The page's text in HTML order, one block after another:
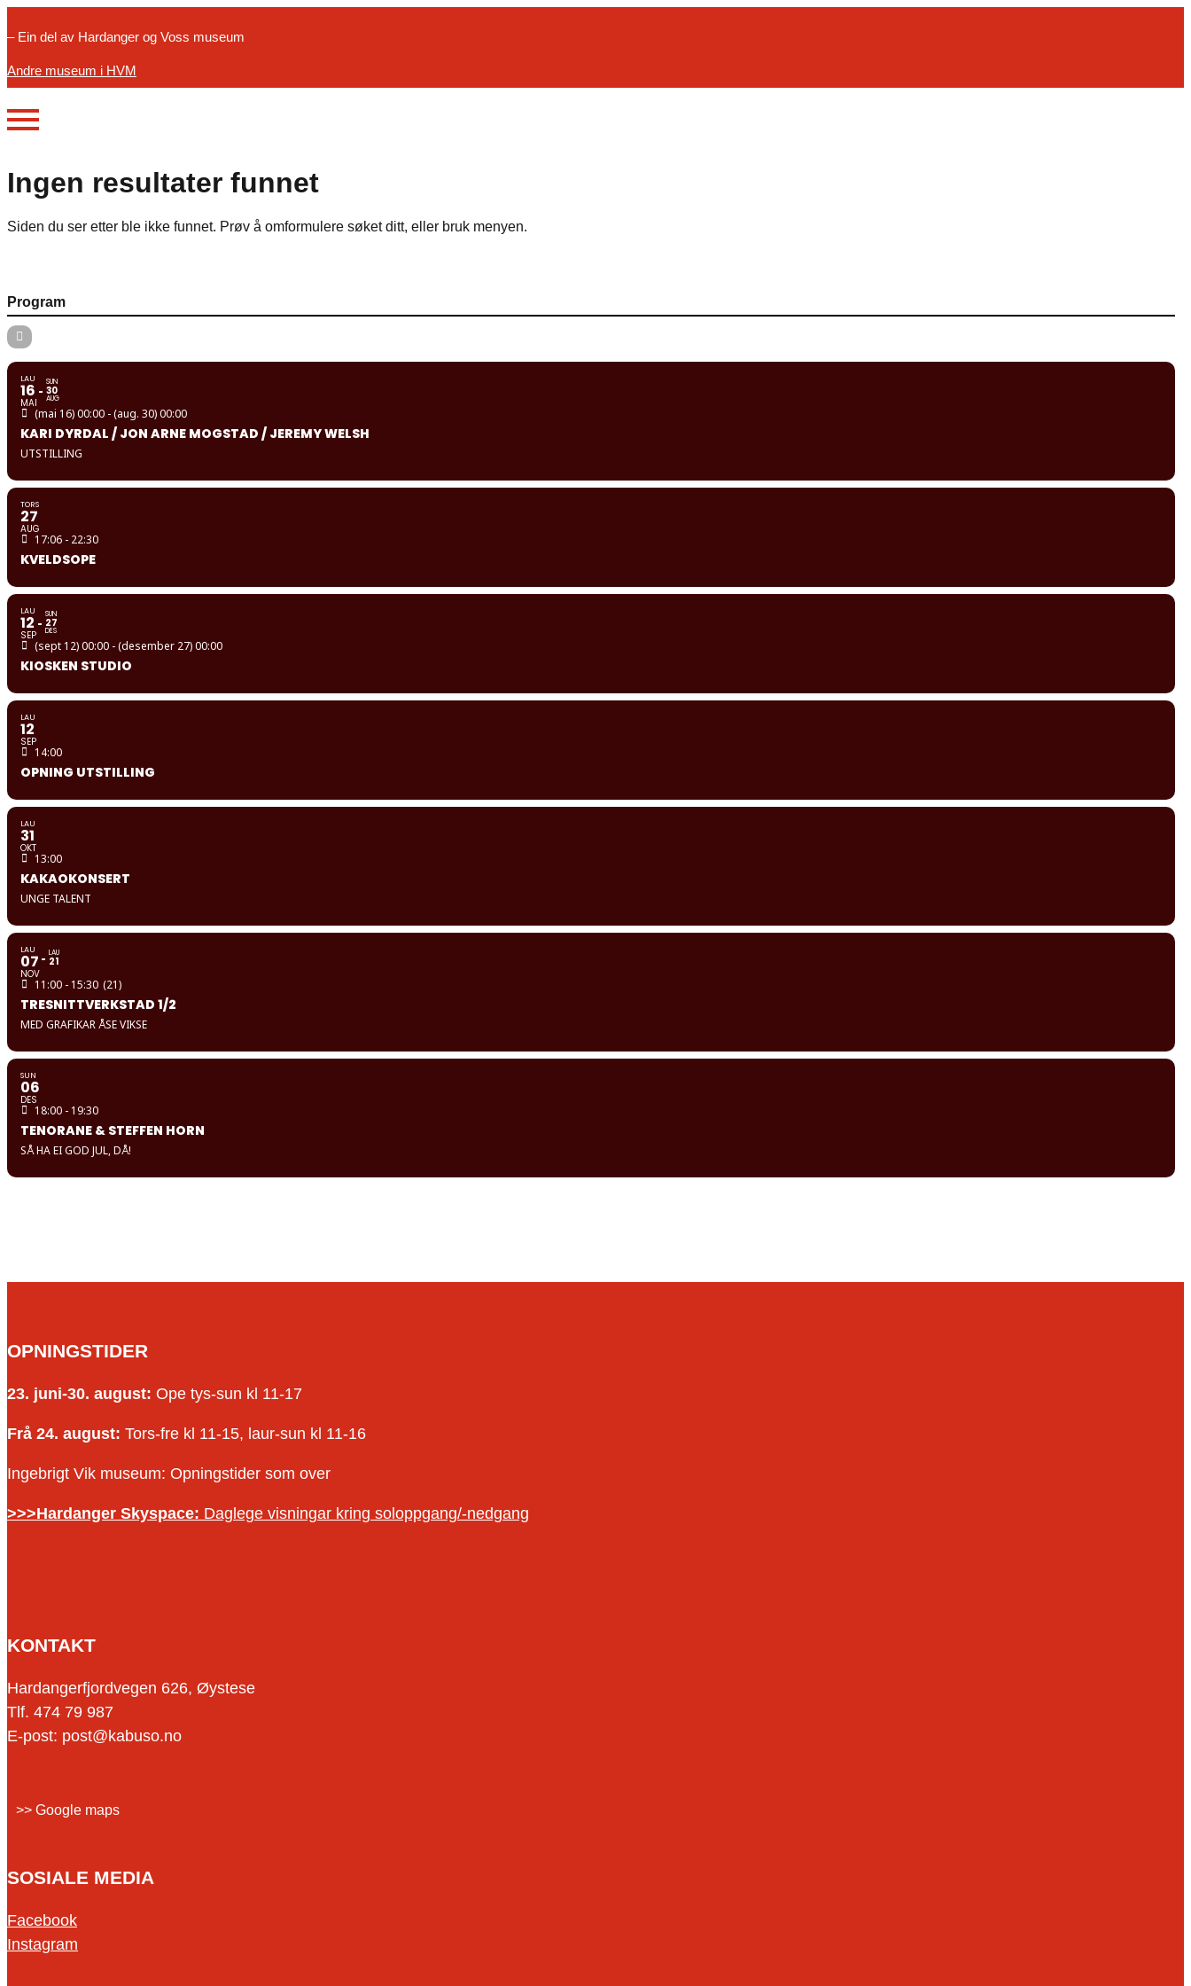
– Ein del av Hardanger og Voss museum
Andre museum i HVM
Ingen resultater funnet
Siden du ser etter ble ikke funnet. Prøv å omformulere søket ditt, eller bruk menyen.
Program
LAU
16
MAI
SUN
30
AUG
(mai 16) 00:00 - (aug. 30) 00:00
KARI DYRDAL / JON ARNE MOGSTAD / JEREMY WELSH
UTSTILLING
TORS
27
AUG
17:06 - 22:30
KVELDSOPE
LAU
12
SEP
SUN
27
DES
(sept 12) 00:00 - (desember 27) 00:00
KIOSKEN STUDIO
LAU
12
SEP
14:00
OPNING UTSTILLING
LAU
31
OKT
13:00
KAKAOKONSERT
UNGE TALENT
LAU
07
NOV
LAU
21
11:00 - 15:30 (21)
TRESNITTVERKSTAD 1/2
MED GRAFIKAR ÅSE VIKSE
SUN
06
DES
18:00 - 19:30
TENORANE & STEFFEN HORN
SÅ HA EI GOD JUL, DÅ!
OPNINGSTIDER
23. juni-30. august: Ope tys-sun kl 11-17
Frå 24. august: Tors-fre kl 11-15, laur-sun kl 11-16
Ingebrigt Vik museum: Opningstider som over
>>>Hardanger Skyspace: Daglege visningar kring soloppgang/-nedgang
KONTAKT
Hardangerfjordvegen 626, Øystese
Tlf. 474 79 987
E-post: post@kabuso.no
>> Google maps
SOSIALE MEDIA
Facebook
Instagram